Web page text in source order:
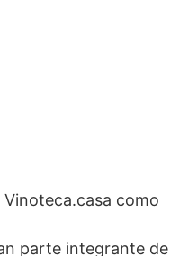
como
parte integrante de